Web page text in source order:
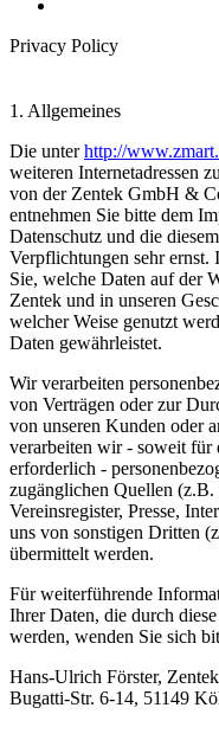
Privacy Policy
1. Allgemeines
Die unterhttp://
weiteren Internetadressen
von der Zentek GmbH &
entnehmen Sie bitte dem
Datenschutz und die
Verpflichtungen sehr ernst.
Sie, welche Daten auf der
Zentek und in unseren
welcher Weise genutzt
Daten gewährleistet.
Wir verarbeiten
von Verträgen oder zur
von unseren Kunden oder
verarbeiten wir - soweit für
erforderlich -
zugänglichen Quellen (z.B.
Vereinsregister, Presse,
uns von sonstigen Dritten
übermittelt werden.
Für weiterführende
Ihrer Daten, die durch
werden, wenden Sie sich
Hans-Ulrich Förster,
Bugatti-Str. 6-14, 51149